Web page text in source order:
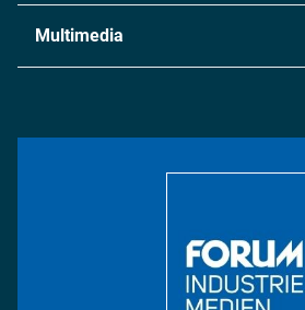
Metall
Energie
Multimedia